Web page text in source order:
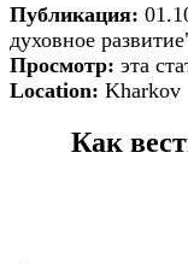
Публикация:
духовное
Просмотр: эта
Location: Kharkov
Как